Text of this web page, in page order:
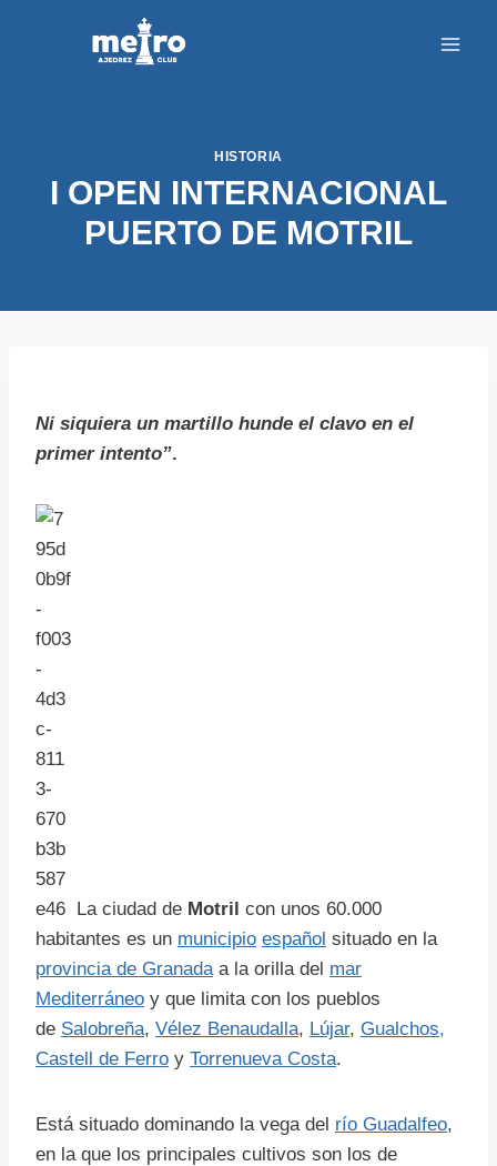
HISTORIA
I OPEN INTERNACIONAL
PUERTO DE MOTRIL
Ni siquiera un martillo hunde el clavo en el
primer intento”.
La ciudad de Motril con unos 60.000
habitantes es un municipio español situado en la
provincia de Granadaa la orilla del mar
Mediterráneo y que limita con los pueblos
de Salobreña, Vélez Benaudalla, Lújar, Gualchos,
Castell de Ferro y Torrenueva Costa.
Está situado dominando la vega del río Guadalfeo,
en la que los principales cultivos son los de